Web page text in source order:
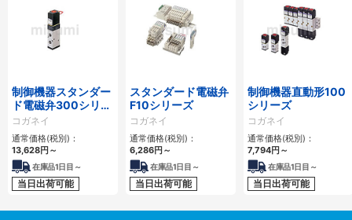
制御機器スタンダー
ド電磁弁300シリー
ズ
コガネイ
通常価格(税別)：
13,628円 ～
在庫品1日目～
当日出荷可能
スタンダード電磁弁
F10シリーズ
コガネイ
通常価格(税別)：
6,286円 ～
在庫品1日目～
当日出荷可能
制御機器直動形100
シリーズ
コガネイ
通常価格(税別)：
7,794円 ～
在庫品1日目～
当日出荷可能